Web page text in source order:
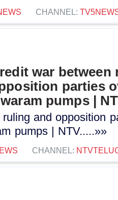
CHANNEL:
war between
parties
pumps |
and opposition
pumps | NTV.....»»
CHANNEL: